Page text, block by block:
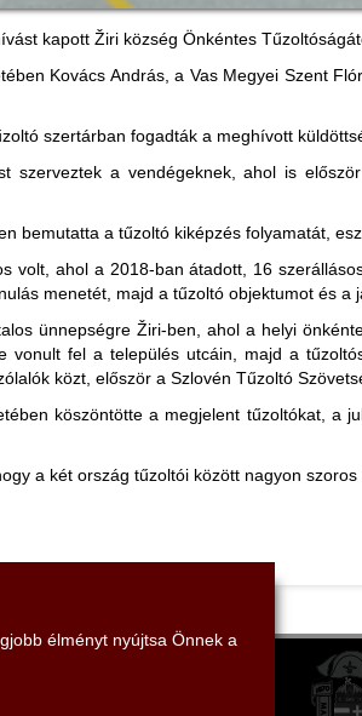
kapott Žiri község Önkéntes
Kovács András, a Vas Megyei Szent
szertárban fogadták a meghívott
szerveztek a vendégeknek, ahol is
bemutatta a tűzoltó kiképzés folyamatát,
volt, ahol a 2018-ban átadott, 16
menetét, majd a tűzoltó objektumot és a
ünnepségre Žiri-ben, ahol a helyi
vonult fel a település utcáin, majd a
közt, először a Szlovén Tűzoltó
köszöntötte a megjelent tűzoltókat, a
a két ország tűzoltói között nagyon
Védelmi Szövetség
élményt nyújtsa Önnek a